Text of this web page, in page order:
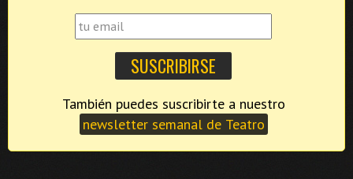
newsletter semanal de Teatro